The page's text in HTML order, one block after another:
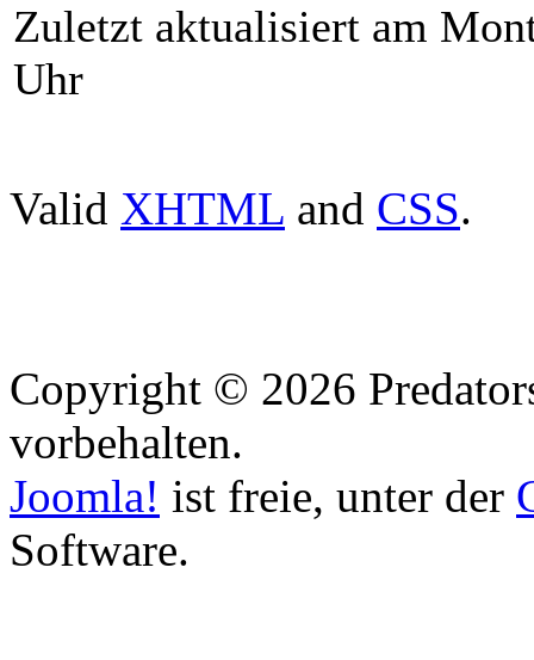
Zuletzt aktualisiert am
Uhr
Valid XHTML and CSS.
Copyright © 2026
vorbehalten.
Joomla! ist freie, unter der
Software.